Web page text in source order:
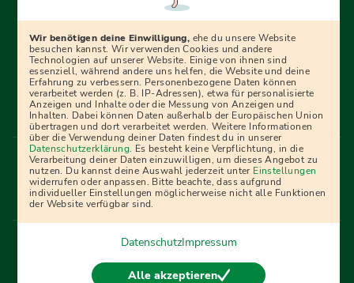
begleiten dich Schritt für Schritt bei deinem Start in den
Ratgebern und Prüfungspaketen, interaktiven
Videokursen und vielem mehr. Für alle, die was werden
wollen!
Menü Fußleiste
Impressum Bildquellen Presse
Mediadaten
Partner
AGB Datenschutz
Widerrufsbelehrung
Bestellung
Affiliate Partner Cookies
Vertrag widerrufen
Wir benötigen deine Einwilligung, ehe du unsere Website
besuchen kannst. Wir verwenden Cookies und andere
Technologien auf unserer Website. Einige von ihnen sind
essenziell, während andere uns helfen, die Website und deine
Erfahrung zu verbessern. Personenbezogene Daten können
verarbeitet werden (z. B. IP-Adressen), etwa für personalisierte
Anzeigen und Inhalte oder die Messung von Anzeigen und
Inhalten. Dabei können Daten außerhalb der Europäischen Union
übertragen und dort verarbeitet werden. Weitere Informationen
über die Verwendung deiner Daten findest du in unserer
Datenschutzerklärung. Es besteht keine Verpflichtung, in die
Verarbeitung deiner Daten einzuwilligen, um dieses Angebot zu
nutzen. Du kannst deine Auswahl jederzeit unter Einstellungen
widerrufen oder anpassen. Bitte beachte, dass aufgrund
individueller Einstellungen möglicherweise nicht alle Funktionen
der Website verfügbar sind.
DatenschutzImpressum
Alle akzeptieren